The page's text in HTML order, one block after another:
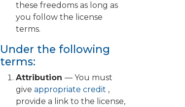
these freedoms as long as
you follow the license
terms.
Under the following
terms:
Attribution — You must
give appropriate credit ,
provide a link to the license,